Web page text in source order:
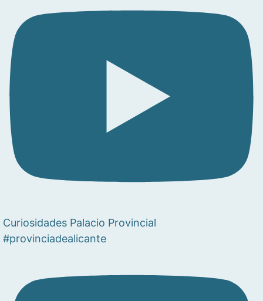
Curiosidades Palacio Provincial
#provinciadealicante